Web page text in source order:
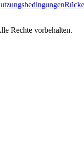
Rechte vorbehalten.